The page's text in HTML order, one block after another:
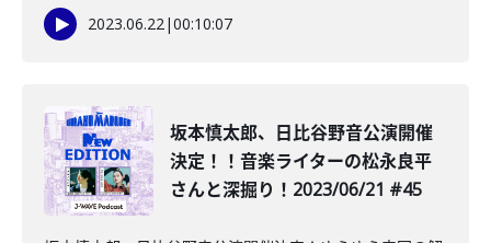
2023.06.22|00:10:07
坂本慎太郎、日比谷野音公演開催
決定！！音楽ライターの松永良平
さんと深掘り！2023/06/21 #45